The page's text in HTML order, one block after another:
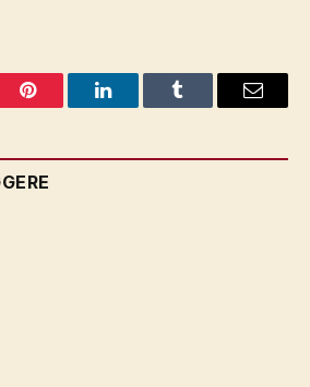
Pinterest LinkedInTumblr Email